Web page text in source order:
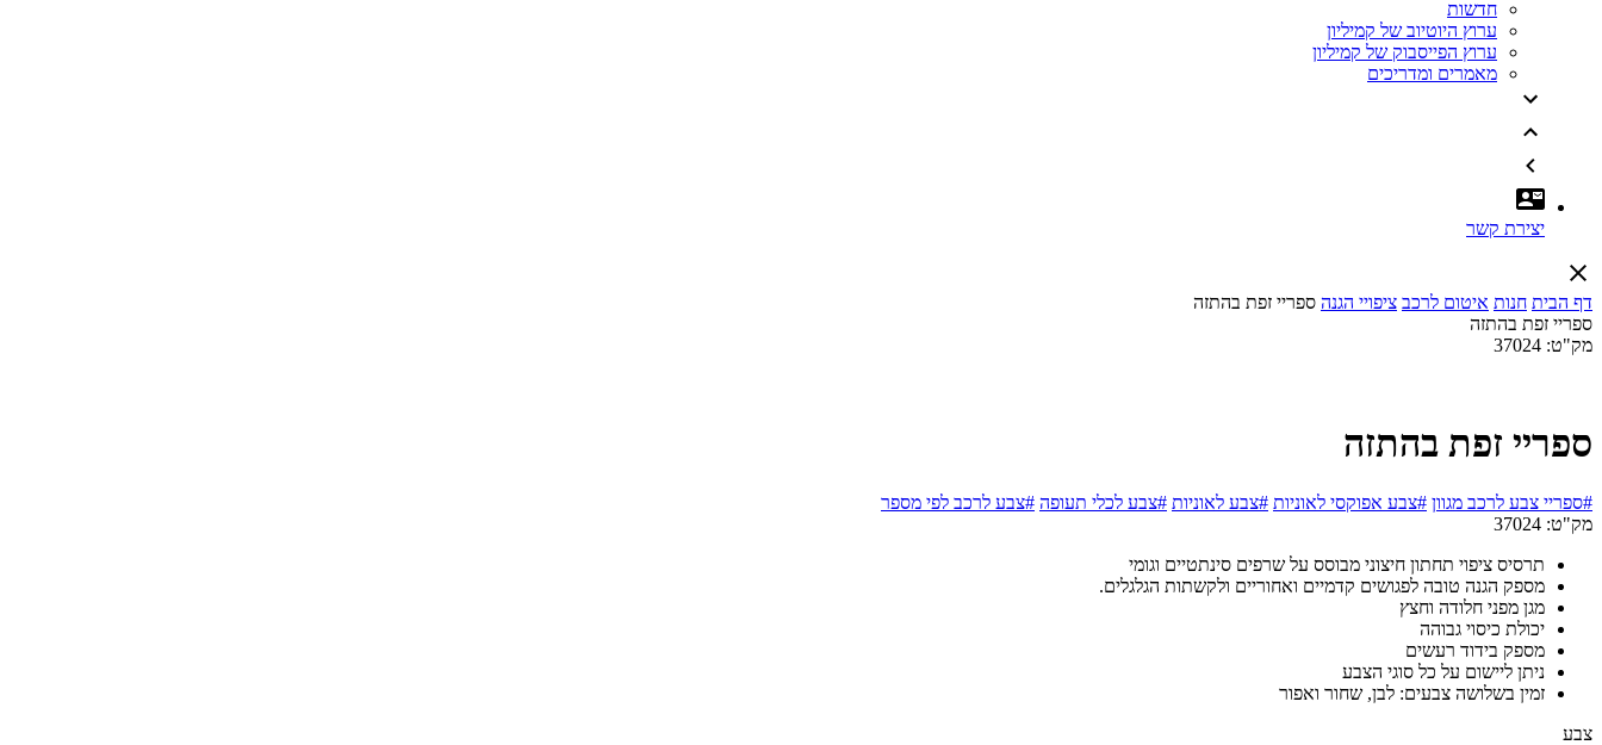
חדשות
ערוץ היוטיוב של קמיליון
ערוץ הפייסבוק של קמיליון
מאמרים ומדריכים
יצירת קשר
דף הבית חנות איטום לרכב ציפויי הגנה ספריי זפת בהתזה
ספריי זפת בהתזה
מק"ט: 37024
ספריי זפת בהתזה
#ספריי צבע לרכב מגוון #צבע אפוקסי לאוניות #צבע לאוניות #צבע לכלי תעופה #צבע לרכב לפי מספר
מק"ט: 37024
תרסיס ציפוי תחתון חיצוני מבוסס על שרפים סינתטיים וגומי
מספק הגנה טובה לפגושים קדמיים ואחוריים ולקשתות הגלגלים.
מגן מפני חלודה וחצץ
יכולת כיסוי גבוהה
מספק בידוד רעשים
ניתן ליישום על כל סוגי הצבע
זמין בשלושה צבעים: לבן, שחור ואפור
צבע